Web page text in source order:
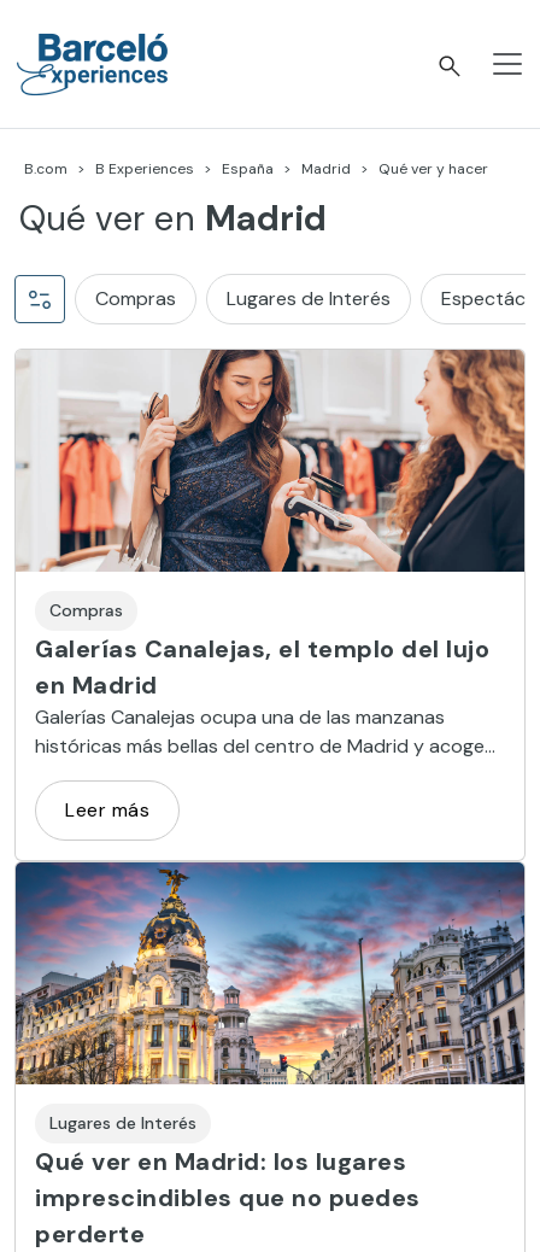
content
B.com B Experiences España Madrid Qué ver y hacer
Qué ver en Madrid
Compras Lugares de Interés
Compras
Galerías Canalejas, el templo del lujo
en Madrid
Galerías Canalejas ocupa una de las manzanas
históricas más bellas del centro de Madrid y acoge
en su interior tiendas y restaurantes cinco estrellas.
Leer más
Lugares de Interés
Qué ver en Madrid: los lugares
imprescindibles que no puedes
perderte